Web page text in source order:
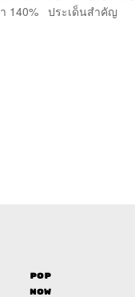
140% ประเด็นสำคัญ
Pop
Now